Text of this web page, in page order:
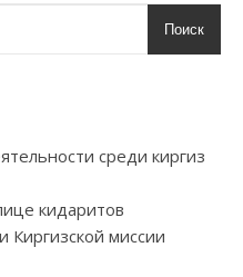
Поиск
среди киргиз
кидаритов
Киргизской миссии